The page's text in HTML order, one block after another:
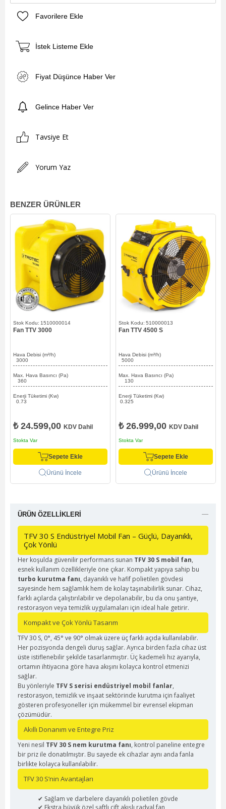
Favorilere Ekle
İstek Listeme Ekle
Fiyat Düşünce Haber Ver
Gelince Haber Ver
Tavsiye Et
Yorum Yaz
BENZER ÜRÜNLER
1510000014
Fan TTV 3000
Hava Debisi (m³/h)
3000
Max. Hava Basıncı (Pa)
360
Enerji Tüketimi (Kw)
0.73
₺ 24.599,00 KDV Dahil
Stokta Var
Sepete Ekle
Ürünü İncele
510000013
Fan TTV 4500 S
Hava Debisi (m³/h)
5000
Max. Hava Basıncı (Pa)
130
Enerji Tüketimi (Kw)
0.325
₺ 26.999,00 KDV Dahil
Stokta Var
Sepete Ekle
Ürünü İncele
ÜRÜN ÖZELLIKLERI
TFV 30 S Endüstriyel Mobil Fan – Güçlü, Dayanıklı,
Çok Yönlü
Her koşulda güvenilir performans sunan TFV 30 S mobil fan,
esnek kullanım özellikleriyle öne çıkar. Kompakt yapıya sahip bu
turbo kurutma fanı, dayanıklı ve hafif polietilen gövdesi
sayesinde hem sağlamlık hem de kolay taşınabilirlik sunar. Cihaz,
farklı açılarda çalıştırılabilir ve depolanabilir, bu da onu şantiye,
restorasyon veya temizlik uygulamaları için ideal hale getirir.
Kompakt ve Çok Yönlü Tasarım
TFV 30 S, 0°, 45° ve 90° olmak üzere üç farklı açıda kullanılabilir.
Her pozisyonda dengeli duruş sağlar. Ayrıca birden fazla cihaz üst
üste istiflenebilir şekilde tasarlanmıştır. Üç kademeli hız ayarıyla,
ortamın ihtiyacına göre hava akışını kolayca kontrol etmenizi
sağlar.
Bu yönleriyle TFV S serisi endüstriyel mobil fanlar,
restorasyon, temizlik ve inşaat sektörinde kurutma için faaliyet
gösteren profesyoneller için mükemmel bir evrensel ekipman
çözümüdür.
Akıllı Donanım ve Entegre Priz
Yeni nesil TFV 30 S nem kurutma fanı, kontrol paneline entegre
bir priz ile donatılmıştır. Bu sayede ek cihazlar aynı anda fanla
birlikte kolayca kullanılabilir.
TFV 30 S’nin Avantajları
✔ Sağlam ve darbelere dayanıklı polietilen gövde
✔ Ekstra büyük özel şaftlı çift akışlı radyal fan